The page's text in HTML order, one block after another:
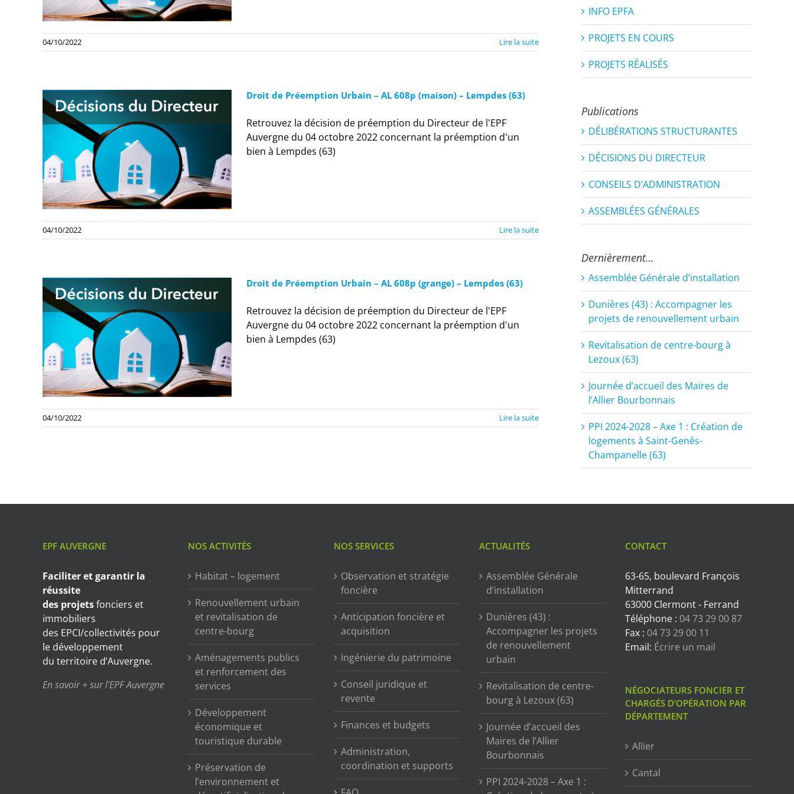
04/10/2022 Lire la suite
Droit de Préemption Urbain – AL 608p (maison) – Lempdes (63)
Retrouvez la décision de préemption du Directeur de l'EPF
Auvergne du 04 octobre 2022 concernant la préemption d'un
bien à Lempdes (63)
04/10/2022 Lire la suite
Droit de Préemption Urbain – AL 608p (grange) – Lempdes (63)
Retrouvez la décision de préemption du Directeur de l'EPF
Auvergne du 04 octobre 2022 concernant la préemption d'un
bien à Lempdes (63)
04/10/2022 Lire la suite
INFO EPFA
PROJETS EN COURS
PROJETS RÉALISÉS
Publications
DÉLIBÉRATIONS STRUCTURANTES
DÉCISIONS DU DIRECTEUR
CONSEILS D’ADMINISTRATION
ASSEMBLÉES GÉNÉRALES
Dernièrement…
Assemblée Générale d’installation
Dunières (43) : Accompagner les
projets de renouvellement urbain
Revitalisation de centre-bourg à
Lezoux (63)
Journée d’accueil des Maires de
l’Allier Bourbonnais
PPI 2024-2028 – Axe 1 : Création de
logements à Saint-Genès-
Champanelle (63)
EPF AUVERGNE
Faciliter et garantir la
réussite
des projetsfonciers et
immobiliers
des EPCI/collectivités pour
le développement
du territoire d’Auvergne.
En savoir + sur l’EPF Auvergne
NOS ACTIVITÉS
Habitat – logement
Renouvellement urbain
et revitalisation de
centre-bourg
Aménagements publics
et renforcement des
services
Développement
économique et
touristique durable
Préservation de
l’environnement et
NOS SERVICES
Observation et stratégie
foncière
Anticipation foncière et
acquisition
Ingénierie du patrimoine
Conseil juridique et
revente
Finances et budgets
Administration,
coordination et supports
ACTUALITÉS
Assemblée Générale
d’installation
Dunières (43) :
Accompagner les projets
de renouvellement
urbain
Revitalisation de centre-
bourg à Lezoux (63)
Journée d’accueil des
Maires de l’Allier
Bourbonnais
PPI 2024-2028 – Axe 1 :
CONTACT
63-65, boulevard François
Mitterrand
63000 Clermont - Ferrand
Téléphone : 04 73 29 00 87
Fax : 04 73 29 00 11
Email: Écrire un mail
NÉGOCIATEURS FONCIER ET
CHARGÉS D’OPÉRATION PAR
DÉPARTEMENT
Allier
Cantal